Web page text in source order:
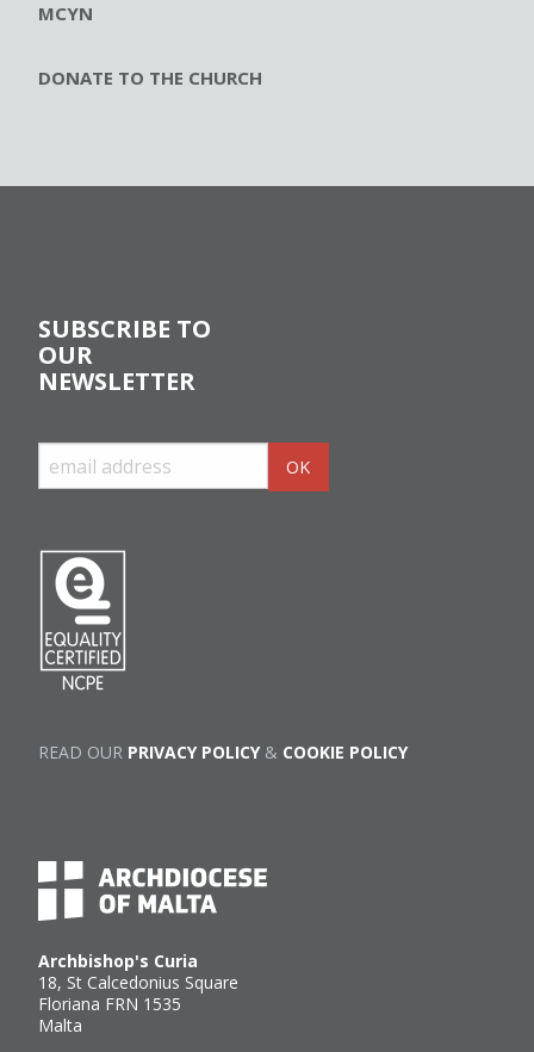
MCYN
DONATE TO THE CHURCH
Archbishop's Curia
18, St Calcedonius Square
Floriana FRN 1535
Malta
SUBSCRIBE TO
OUR
NEWSLETTER
READ OUR PRIVACY POLICY& COOKIE POLICY